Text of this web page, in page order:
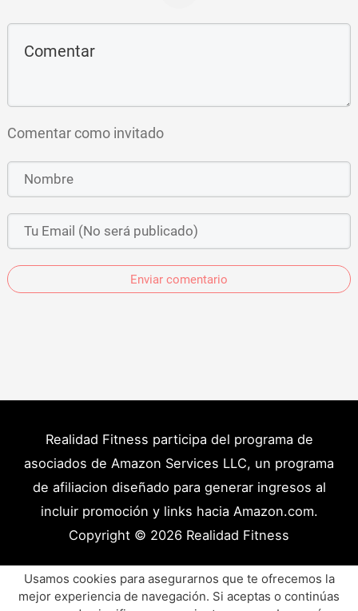
Comentar como invitado
Enviar comentario
Realidad Fitness participa del programa de
asociados de Amazon Services LLC, un programa
de afiliacion diseñado para generar ingresos al
incluir promoción y links hacia Amazon.com.
Copyright © 2026 Realidad Fitness
Políticas de Privacidad – Términos y Condiciones
Disclaimer Médico
Contacto Artículos
Usamos cookies para asegurarnos que te ofrecemos la
mejor experiencia de navegación. Si aceptas o continúas